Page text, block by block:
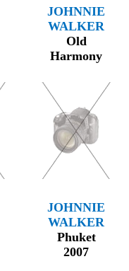
JOHNNIE
WALKER
Old
Harmony
JOHNNIE
WALKER
Phuket
2007